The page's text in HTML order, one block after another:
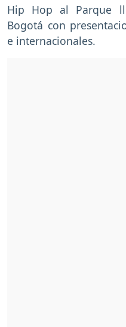
Hip Hop al Parque
Bogotá con
e internacionales.